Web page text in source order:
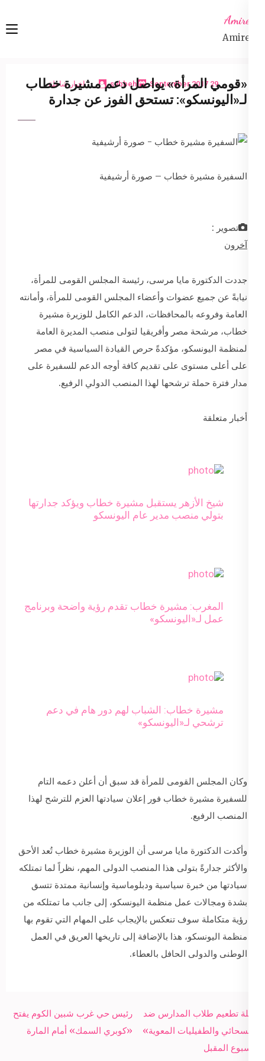
content
Enter)
Amireta
Amireta
29 September 2017
sabbeh اخبار شاملة
«قومي المرأة» يواصل دعم مشيرة خطاب
لـ«اليونسكو»: تستحق الفوز عن جدارة
السفيرة مشيرة خطاب – صورة أرشيفية
تصوير :
آخرون
جددت الدكتورة مايا مرسى، رئيسة المجلس القومى للمرأة،
نيابةً عن جميع عضوات وأعضاء المجلس القومى للمرأة، وأمانته
العامة وفروعه بالمحافظات، الدعم الكامل للوزيرة مشيرة
خطاب، مرشحة مصر وأفريقيا لتولى منصب المديرة العامة
لمنظمة اليونسكو، مؤكدةً حرص القيادة السياسية في مصر
على أعلى مستوى على تقديم كافة أوجه الدعم للسفيرة على
مدار فترة حملة ترشحها لهذا المنصب الدولي الرفيع.
أخبار متعلقة
شيخ الأزهر يستقبل مشيرة خطاب ويؤكد جدارتها
بتولي منصب مدير عام اليونسكو
المغرب: مشيرة خطاب تقدم رؤية واضحة وبرنامج
عمل لـ«اليونسكو»
مشيرة خطاب: الشباب لهم دور هام في دعم
ترشحي لـ«اليونسكو»
وكان المجلس القومى للمرأة قد سبق أن أعلن دعمه التام
للسفيرة مشيرة خطاب فور إعلان سيادتها العزم للترشح لهذا
المنصب الرفيع.
وأكدت الدكتورة مايا مرسى أن الوزيرة مشيرة خطاب تُعد الأحق
والأكثر جدارةً بتولى هذا المنصب الدولى المهم، نظراً لما تمتلكه
سيادتها من خبرة سياسية ودبلوماسية وإنسانية ممتدة تتسق
بشدة ومجالات عمل منظمة اليونسكو، إلى جانب ما تمتلكه من
رؤية متكاملة سوف تنعكس بالإيجاب على المهام التي تقوم بها
منظمة اليونسكو، هذا بالإضافة إلى تاريخها العريق في العمل
الوطنى والدولى الحافل بالعطاء.
Post
navigation
رئيس حي غرب شبين الكوم يفتح
«كوبري السمك» أمام المارة
حملة تطعيم طلاب المدارس ضد
«السحائي والطفيليات المعوية»
الأسبوع المقبل